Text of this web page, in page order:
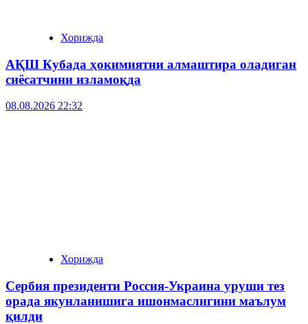
Хорижда
АҚШ Кубада ҳокимиятни алмаштира оладиган
сиёсатчини изламоқда
08.08.2026 22:32
Хорижда
Сербия президенти Россия-Украина уруши тез
орада якунланишига ишонмаслигини маълум
қилди